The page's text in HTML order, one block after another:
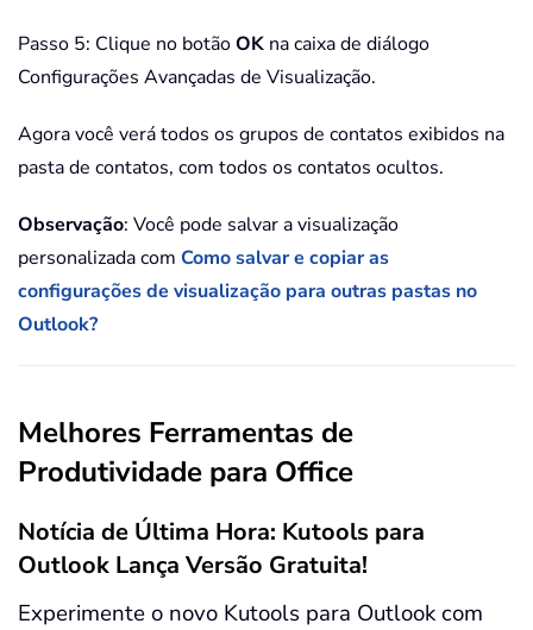
Passo 5: Clique no botãoOK na caixa de diálogo
Configurações Avançadas de Visualização.
Agora você verá todos os grupos de contatos exibidos na
pasta de contatos, com todos os contatos ocultos.
Observação: Você pode salvar a visualização
personalizada com Como salvar e copiar as
configurações de visualização para outras pastas no
Outlook?
Melhores Ferramentas de
Produtividade para Office
Notícia de Última Hora: Kutools para
Outlook Lança Versão Gratuita!
Experimente o novo Kutools para Outlook com